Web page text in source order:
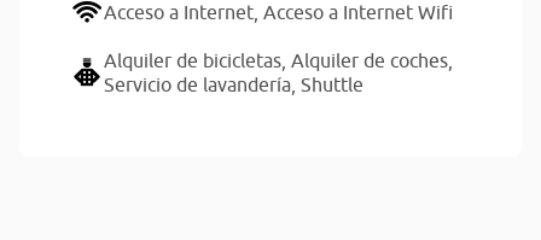
Acceso a Internet, Acceso a Internet Wifi
Alquiler de bicicletas, Alquiler de coches,
Servicio de lavandería, Shuttle